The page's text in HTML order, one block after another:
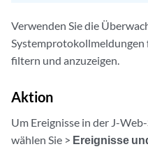
Verwenden Sie die
Systemprotokollmeldungen
filtern und anzuzeigen.
Aktion
Um Ereignisse in der J-
wählen Sie > Ereignisse